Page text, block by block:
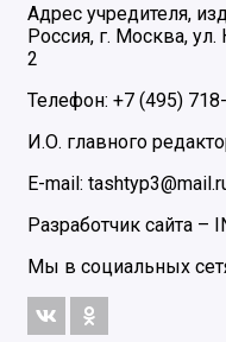
Адрес учредителя,
Россия, г. Москва,
2
Телефон: +7 (495)
И.О. главного
E-mail:
Разработчик сайта –
Мы в социальных